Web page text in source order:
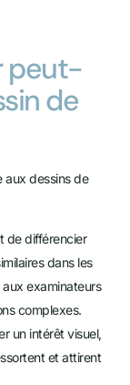
peut-
de
aux dessins de
de différencier
dans les
examinateurs
complexes.
un intérêt visuel,
et attirent